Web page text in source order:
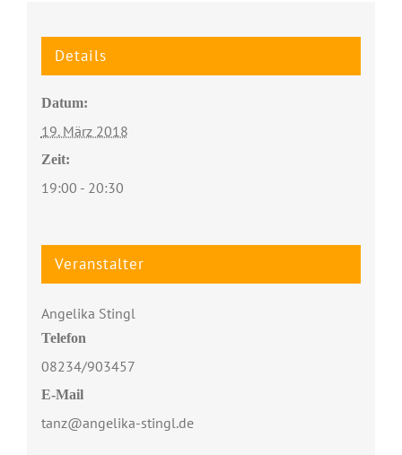
Details
Datum:
19. März 2018
Zeit:
19:00 - 20:30
Veranstalter
Angelika Stingl
Telefon
08234/903457
E-Mail
tanz@angelika-stingl.de